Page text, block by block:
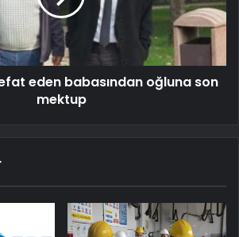
eden babasından oğluna son
mektup